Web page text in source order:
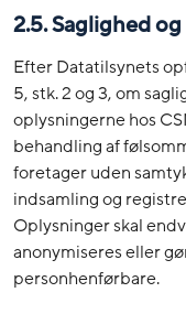
2.5. Saglighed
Efter Datatilsynets
5, stk. 2 og 3, om
oplysningerne hos
behandling af
foretager uden
indsamling og
Oplysninger skal
anonymiseres eller
personhenførbare.